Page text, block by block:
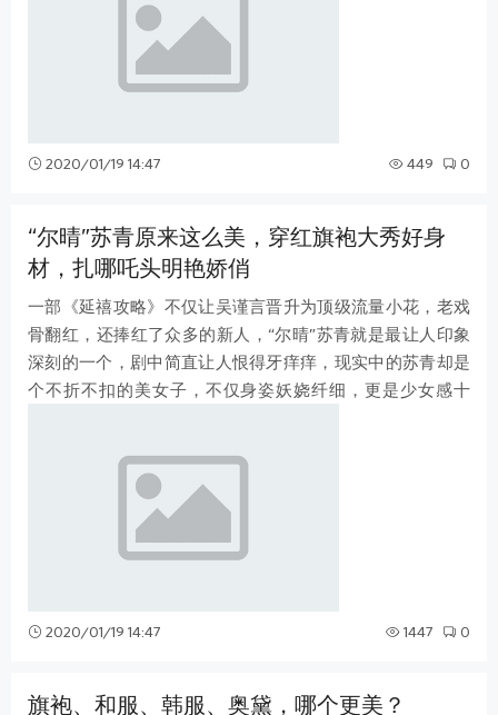
2020/01/19 14:47 449 0
“尔晴”苏青原来这么美，穿红旗袍大秀好身
材，扎哪吒头明艳娇俏
一部《延禧攻略》不仅让吴谨言晋升为顶级流量小花，老戏
骨翻红，还捧红了众多的新人，“尔晴”苏青就是最让人印象
深刻的一个，剧中简直让人恨得牙痒痒，现实中的苏青却是
个不折不扣的美女子，不仅身姿妖娆纤细，更是少女感十
2020/01/19 14:47 1447 0
旗袍、和服、韩服、奥黛，哪个更美？